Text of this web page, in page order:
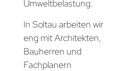
Umweltbelastung.
In Soltau arbeiten wir
eng mit Architekten,
Bauherren und
Fachplanern